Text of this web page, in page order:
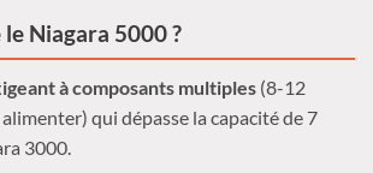
le Niagara 5000 ?
à composants multiples(8-12
qui dépasse la capacité de 7
3000.